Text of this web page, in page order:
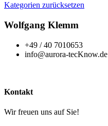
Kategorien zurücksetzen
Wolfgang Klemm
+49 / 40 7010653
info@aurora-tecKnow.de
Kontakt
Wir freuen uns auf Sie!